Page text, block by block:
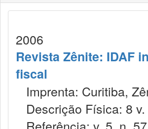
2006
Revista Zênite: IDAF
fiscal
Imprenta: Curitiba,
Descrição Física: 8 v.